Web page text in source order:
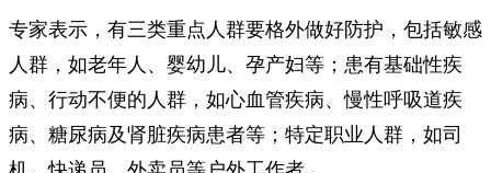
专家表示，有三类重点人群要格外做好防护，包括敏感
人群，如老年人、婴幼儿、孕产妇等；患有基础性疾
病、行动不便的人群，如心血管疾病、慢性呼吸道疾
病、糖尿病及肾脏疾病患者等；特定职业人群，如司